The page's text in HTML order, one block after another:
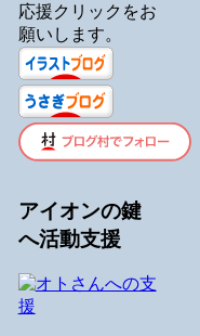
応援クリックをお
願いします。
アイオンの鍵
へ活動支援